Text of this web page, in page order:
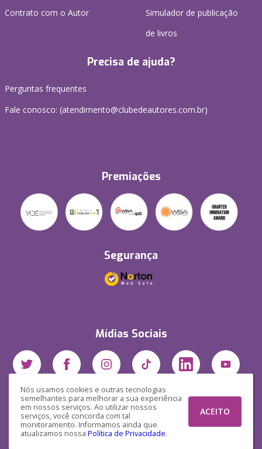
Nós usamos cookies e outras tecnologias
semelhantes para melhorar a sua experiência
em nossos serviços. Ao utilizar nossos
serviços, você concorda com tal
monitoramento. Informamos ainda que
atualizamos nossa Política de Privacidade.
ACEITO
Contrato com o Autor
Simulador de publicação
de livros
Precisa de ajuda?
Perguntas frequentes
Fale conosco: (atendimento@clubedeautores.com.br)
Premiações
Segurança
Mídias Sociais